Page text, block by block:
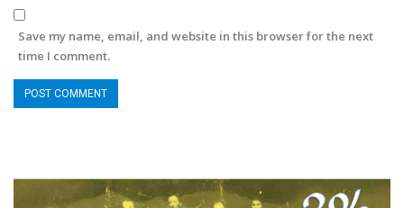
Save my name, email, and website in this browser for the next
time I comment.